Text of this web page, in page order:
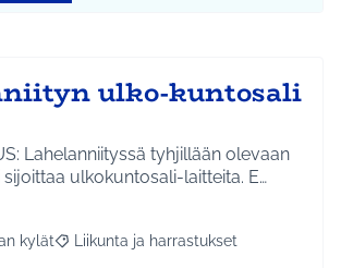
ulko-kuntosali
Lahelanniityssä tyhjillään olevaan
ulkokuntosali-laitteita. E…
mukaan: Etelä-Tuusulan kylät
kylät Rajaa tulokset teeman mukaan:
Liikunta ja harrastukset